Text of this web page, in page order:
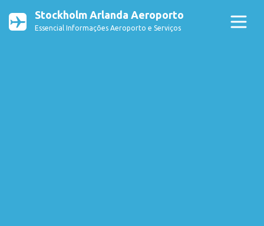
Stockholm Arlanda Aeroporto
Essencial Informações Aeroporto e Serviços